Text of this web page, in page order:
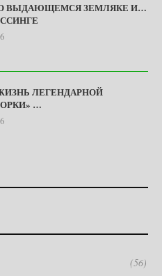
ВЫДАЮЩЕМСЯ ЗЕМЛЯКЕ И…
ЛЕГЕНДАРНОЙ
…
(56)